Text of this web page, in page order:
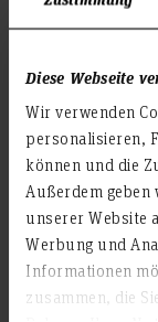
Diese Webseite
Wir verwenden
personalisieren,
können und die
Außerdem
unserer Website
Werbung und
Informationen
zusammen, die
BI Projekt SS
BI Projekt
BI Projekt
BI Projekt
BI Projekt
BI Projekt
BI Projekt